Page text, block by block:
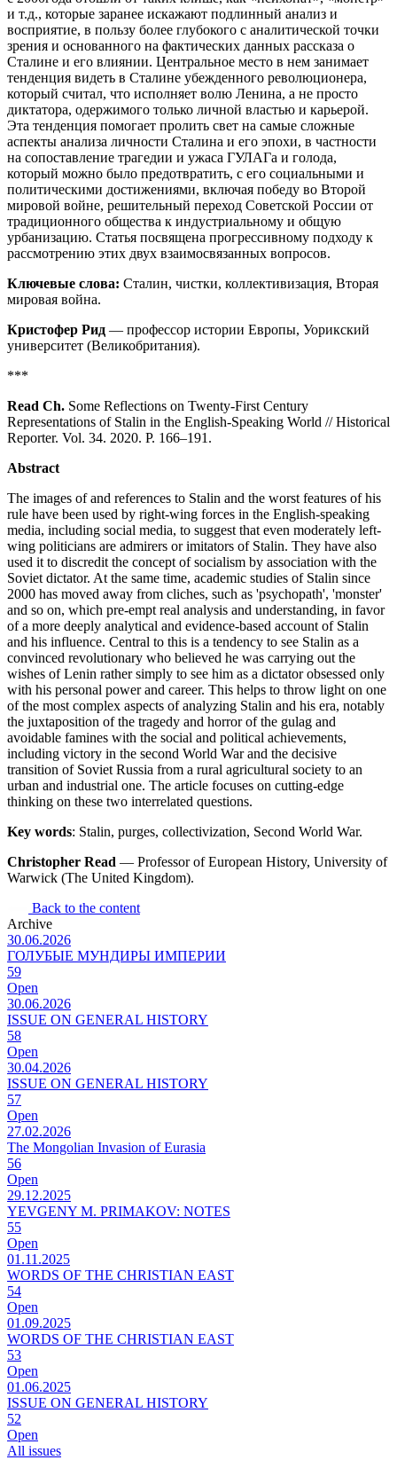
и т.д., которые заранее искажают подлинный анализ и
восприятие, в пользу более глубокого с аналитической точки
зрения и основанного на фактических данных рассказа о
Сталине и его влиянии. Центральное место в нем занимает
тенденция видеть в Сталине убежденного революционера,
который считал, что исполняет волю Ленина, а не просто
диктатора, одержимого только личной властью и карьерой.
Эта тенденция помогает пролить свет на самые сложные
аспекты анализа личности Сталина и его эпохи, в частности
на сопоставление трагедии и ужаса ГУЛАГа и голода,
который можно было предотвратить, с его социальными и
политическими достижениями, включая победу во Второй
мировой войне, решительный переход Советской России от
традиционного общества к индустриальному и общую
урбанизацию. Статья посвящена прогрессивному подходу к
рассмотрению этих двух взаимосвязанных вопросов.
Ключевые слова: Сталин, чистки, коллективизация, Вторая
мировая война.
Кристофер Рид — профессор истории Европы, Уорикский
университет (Великобритания).
***
Read Ch. Some Reflections on Twenty-First Century
Representations of Stalin in the English-Speaking World // Historical
Reporter. Vol. 34. 2020. P. 166–191.
Abstract
The images of and references to Stalin and the worst features of his
rule have been used by right-wing forces in the English-speaking
media, including social media, to suggest that even moderately left-
wing politicians are admirers or imitators of Stalin. They have also
used it to discredit the concept of socialism by association with the
Soviet dictator. At the same time, academic studies of Stalin since
2000 has moved away from cliches, such as 'psychopath', 'monster'
and so on, which pre-empt real analysis and understanding, in favor
of a more deeply analytical and evidence-based account of Stalin
and his influence. Central to this is a tendency to see Stalin as a
convinced revolutionary who believed he was carrying out the
wishes of Lenin rather simply to see him as a dictator obsessed only
with his personal power and career. This helps to throw light on one
of the most complex aspects of analyzing Stalin and his era, notably
the juxtaposition of the tragedy and horror of the gulag and
avoidable famines with the social and political achievements,
including victory in the second World War and the decisive
transition of Soviet Russia from a rural agricultural society to an
urban and industrial one. The article focuses on cutting-edge
thinking on these two interrelated questions.
Key words: Stalin, purges, collectivization, Second World War.
Christopher Read — Professor of European History, University of
Warwick (The United Kingdom).
Back to the content
Archive
30.06.2026
ГОЛУБЫЕ МУНДИРЫ ИМПЕРИИ
59
Open
30.06.2026
ISSUE ON GENERAL HISTORY
58
Open
30.04.2026
ISSUE ON GENERAL HISTORY
57
Open
27.02.2026
The Mongolian Invasion of Eurasia
56
Open
29.12.2025
YEVGENY M. PRIMAKOV: NOTES
55
Open
01.11.2025
WORDS OF THE CHRISTIAN EAST
54
Open
01.09.2025
WORDS OF THE CHRISTIAN EAST
53
Open
01.06.2025
ISSUE ON GENERAL HISTORY
52
Open
All issues